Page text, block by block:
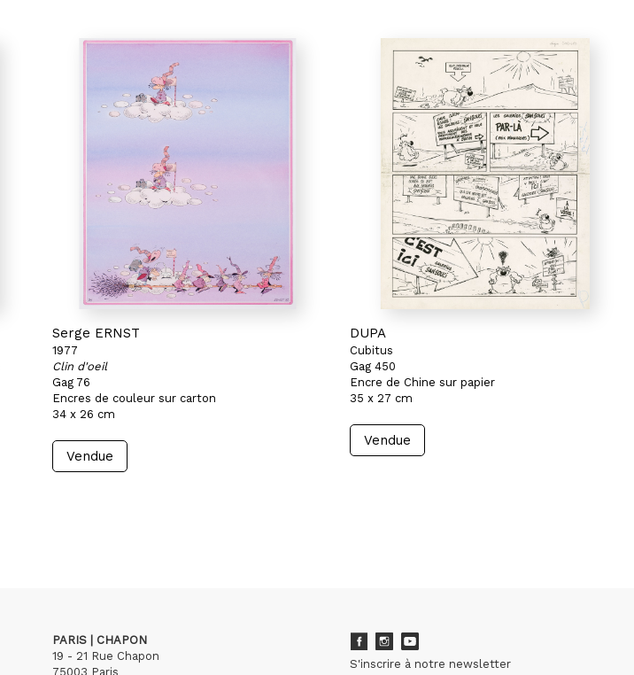
Serge ERNST
1977
Clin d'oeil
Gag 76
Encres de couleur sur carton
34 x 26 cm
Vendue
DUPA
Cubitus
Gag 450
Encre de Chine sur papier
35 x 27 cm
Vendue
PARIS | CHAPON
19 - 21 Rue Chapon
75003 Paris
S'inscrire à notre newsletter